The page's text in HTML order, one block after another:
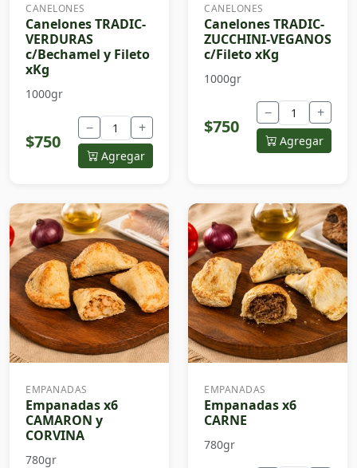
CANELONES
Canelones TRADIC-
VERDURAS
c/Bechamel y Fileto
xKg
1000gr
$750
− +
Agregar
CANELONES
Canelones TRADIC-
ZUCCHINI-VEGANOS
c/Fileto xKg
1000gr
$750
− +
Agregar
EMPANADAS
Empanadas x6
CAMARON y
CORVINA
780gr
EMPANADAS
Empanadas x6
CARNE
780gr